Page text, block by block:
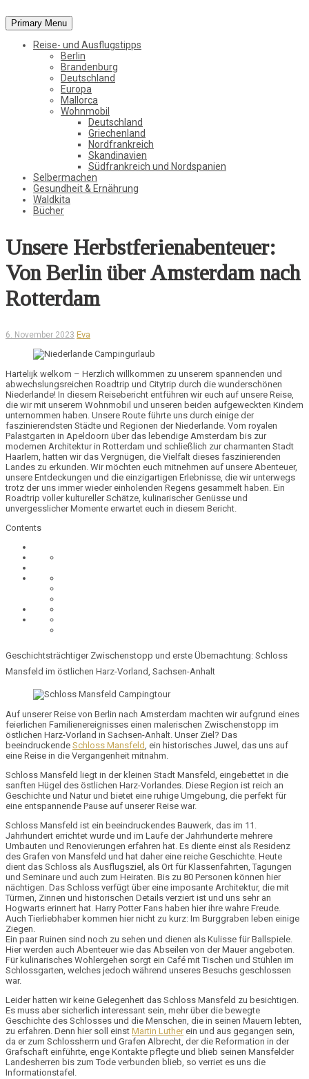
StadtWaldKind
Vom Leben in der Natur, der Stadt und in der weiten Welt
Primary Menu
Reise- und Ausflugstipps
Berlin
Brandenburg
Deutschland
Europa
Mallorca
Wohnmobil
Deutschland
Griechenland
Nordfrankreich
Skandinavien
Südfrankreich und Nordspanien
Selbermachen
Gesundheit & Ernährung
Waldkita
Bücher
Unsere Herbstferienabenteuer:
Von Berlin über Amsterdam nach
Rotterdam
6. November 2023 Eva
Hartelijk welkom – Herzlich willkommen zu unserem spannenden und
abwechslungsreichen Roadtrip und Citytrip durch die wunderschönen
Niederlande! In diesem Reisebericht entführen wir euch auf unsere Reise,
die wir mit unserem Wohnmobil und unseren beiden aufgeweckten Kindern
unternommen haben. Unsere Route führte uns durch einige der
faszinierendsten Städte und Regionen der Niederlande. Vom royalen
Palastgarten in Apeldoorn über das lebendige Amsterdam bis zur
modernen Architektur in Rotterdam und schließlich zur charmanten Stadt
Haarlem, hatten wir das Vergnügen, die Vielfalt dieses faszinierenden
Landes zu erkunden. Wir möchten euch mitnehmen auf unsere Abenteuer,
unsere Entdeckungen und die einzigartigen Erlebnisse, die wir unterwegs
trotz der uns immer wieder einholenden Regens gesammelt haben. Ein
Roadtrip voller kultureller Schätze, kulinarischer Genüsse und
unvergesslicher Momente erwartet euch in diesem Bericht.
Contents
Geschichtsträchtiger Zwischenstopp und erste Übernachtung: Schloss
Mansfeld im östlichen Harz-Vorland, Sachsen-Anhalt
Auf unserer Reise von Berlin nach Amsterdam machten wir aufgrund eines
feierlichen Familienereignisses einen malerischen Zwischenstopp im
östlichen Harz-Vorland in Sachsen-Anhalt. Unser Ziel? Das
beeindruckende Schloss Mansfeld, ein historisches Juwel, das uns auf
eine Reise in die Vergangenheit mitnahm.
Schloss Mansfeld liegt in der kleinen Stadt Mansfeld, eingebettet in die
sanften Hügel des östlichen Harz-Vorlandes. Diese Region ist reich an
Geschichte und Natur und bietet eine ruhige Umgebung, die perfekt für
eine entspannende Pause auf unserer Reise war.
Schloss Mansfeld ist ein beeindruckendes Bauwerk, das im 11.
Jahrhundert errichtet wurde und im Laufe der Jahrhunderte mehrere
Umbauten und Renovierungen erfahren hat. Es diente einst als Residenz
des Grafen von Mansfeld und hat daher eine reiche Geschichte. Heute
dient das Schloss als Ausflugsziel, als Ort fürKlassenfahrten, Tagungen
und Seminare und auch zum Heiraten. Bis zu 80 Personen können hier
nächtigen. Das Schloss verfügt über eine imposante Architektur, die mit
Türmen, Zinnen und historischen Details verziert ist und uns sehr an
Hogwarts erinnert hat. Harry Potter Fans haben hier ihre wahre Freude.
Auch Tierliebhaber kommen hier nicht zu kurz: Im Burggraben leben einige
Ziegen.
Ein paarRuinen sind noch zu sehen und dienen als Kulisse für Ballspiele.
Hier werden auch Abenteuer wie das Abseilen von der Mauer angeboten.
Für kulinarisches Wohlergehen sorgt ein Café mit Tischen und Stühlen im
Schlossgarten, welches jedoch während unseres Besuchs geschlossen
war.
Leider hatten wir keine Gelegenheit das Schloss Mansfeld zu besichtigen.
Es muss aber sicherlich interessant sein, mehr über die bewegte
Geschichte des Schlosses und die Menschen, die in seinen Mauern lebten,
zu erfahren. Denn hier soll einst Martin Luther ein und aus gegangen sein,
da er zum Schlossherrn und Grafen Albrecht, der die Reformation in der
Grafschaft einführte, enge Kontakte pflegte und blieb seinen Mansfelder
Landesherren bis zum Tode verbunden blieb, so verriet es uns die
Informationstafel.